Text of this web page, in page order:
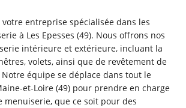
vous consentez à recevoir nos propositions commerciales à
ci-dessus. Vous pouvez vous désinscrire à tout moment en
de désinscription.
Inscription
votre entreprise spécialisée dans les
à Les Epesses (49). Nous offrons nos
intérieure et extérieure, incluant la
volets, ainsi que de revêtement de
équipe se déplace dans tout le
et-Loire (49) pour prendre en charge
menuiserie, que ce soit pour des